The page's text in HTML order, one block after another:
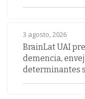
3 agosto, 2026
BrainLat UAI
demencia,
determinantes